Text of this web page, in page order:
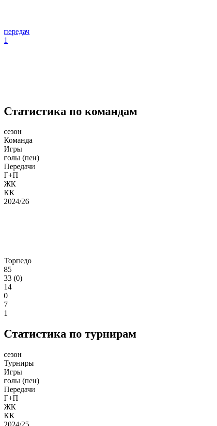
передач
1
Статистика по командам
сезон
Команда
Игры
голы (пен)
Передачи
Г+П
ЖК
КК
2024/26
Торпедо
85
33 (0)
14
0
7
1
Статистика по турнирам
сезон
Турниры
Игры
голы (пен)
Передачи
Г+П
ЖК
КК